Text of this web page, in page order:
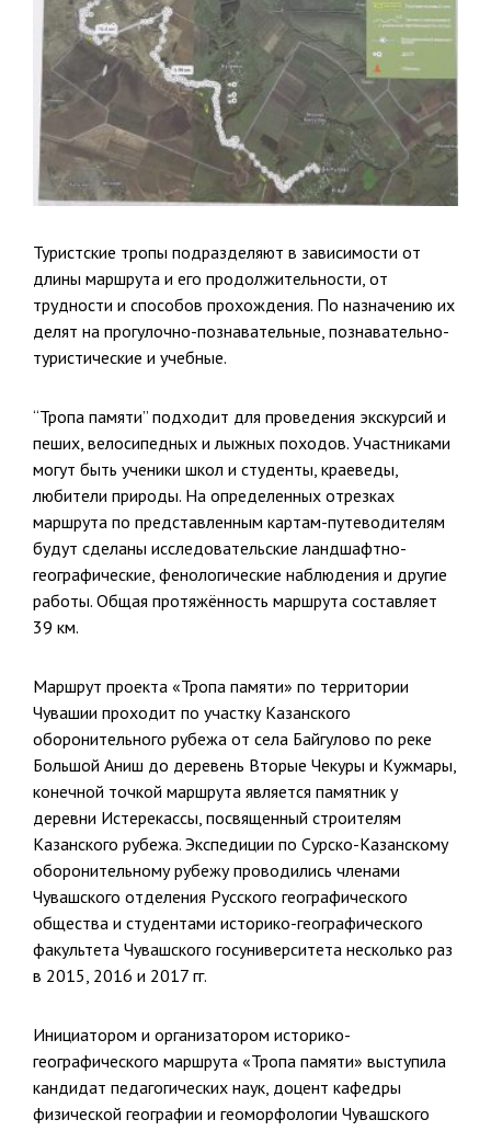
Туристские тропы подразделяют в зависимости от
длины маршрута и его продолжительности, от
трудности и способов прохождения. По назначению их
делят на прогулочно-познавательные, познавательно-
туристические и учебные.
“Тропа памяти” подходит для проведения экскурсий и
пеших, велосипедных и лыжных походов. Участниками
могут быть ученики школ и студенты, краеведы,
любители природы. На определенных отрезках
маршрута по представленным картам-путеводителям
будут сделаны исследовательские ландшафтно-
географические, фенологические наблюдения и другие
работы. Общая протяжённость маршрута составляет
39 км.
Маршрут проекта «Тропа памяти» по территории
Чувашии проходит по участку Казанского
оборонительного рубежа от села Байгулово по реке
Большой Аниш до деревень Вторые Чекуры и Кужмары,
конечной точкой маршрута является памятник у
деревни Истерекассы, посвященный строителям
Казанского рубежа. Экспедиции по Сурско-Казанскому
оборонительному рубежу проводились членами
Чувашского отделения Русского географического
общества и студентами историко-географического
факультета Чувашского госуниверситета несколько раз
в 2015, 2016 и 2017 гг.
Инициатором и организатором историко-
географического маршрута «Тропа памяти» выступила
кандидат педагогических наук, доцент кафедры
физической географии и геоморфологии Чувашского